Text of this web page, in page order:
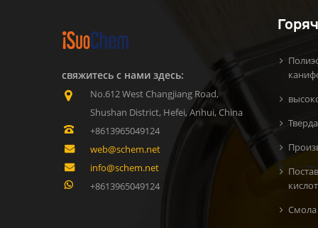
свяжитесь с нами здесь:
No.612 West Changjiang Road,
Shushan District, Hefei, Anhui, China
+8613965049124
web@schem.net
info@schem.net
+8613965049124
Смола